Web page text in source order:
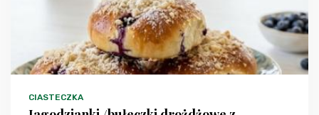
CIASTECZKA